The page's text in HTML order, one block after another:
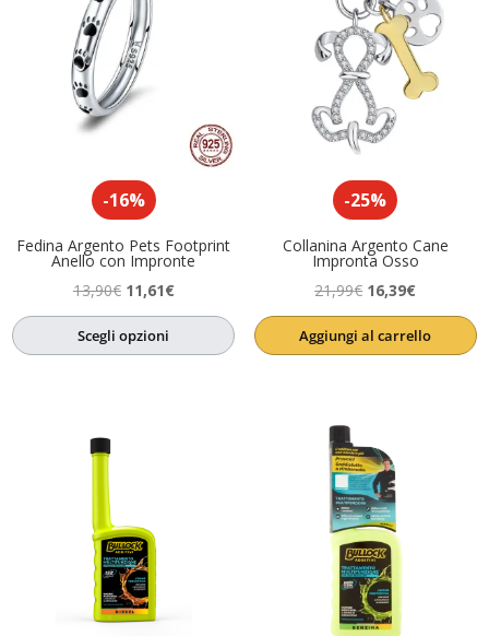
-16%
Fedina Argento Pets Footprint
Anello con Impronte
13,90€ Il
prezzo
originale
11,61€Il
prezzo
Scegli opzioni
-25%
Collanina Argento Cane
Impronta Osso
21,99€ Il
prezzo
originale
16,39€Il
prezzo
attuale
Aggiungi al carrello